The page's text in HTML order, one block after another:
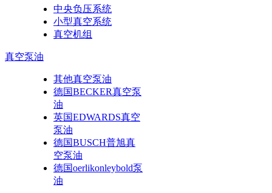
中央负压系统
小型真空系统
真空机组
真空泵油
其他真空泵油
德国BECKER真空泵
油
英国EDWARDS真空
泵油
德国BUSCH普旭真
空泵油
德国oerlikonleybold泵
油